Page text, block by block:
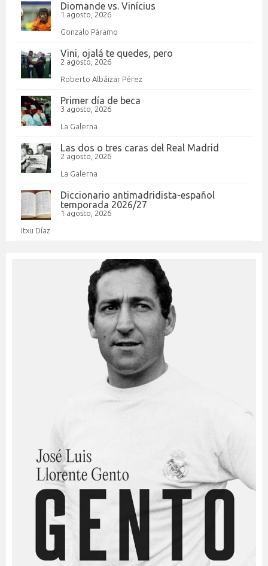
Diomande vs. Vinícius
1 agosto, 2026
Gonzalo Páramo
Vini, ojalá te quedes, pero
2 agosto, 2026
Roberto Albáizar Pérez
Primer día de beca
3 agosto, 2026
La Galerna
Las dos o tres caras del Real Madrid
2 agosto, 2026
La Galerna
Diccionario antimadridista-español
temporada 2026/27
1 agosto, 2026
Itxu Díaz